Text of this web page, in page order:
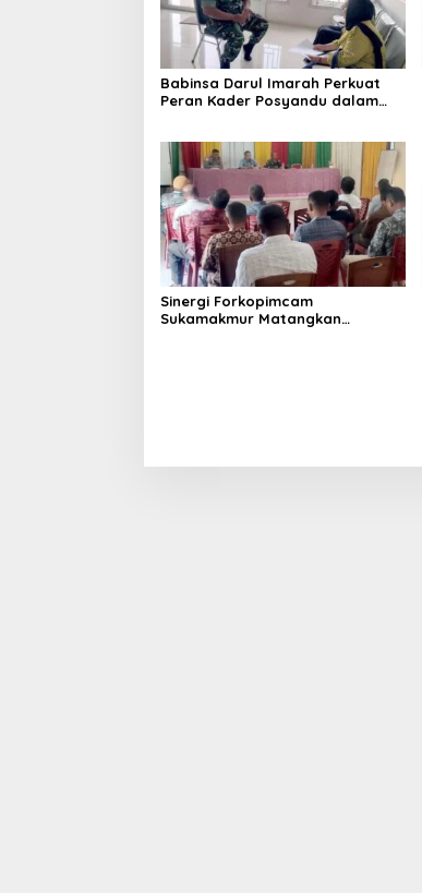
Babinsa Darul Imarah Perkuat
Peran Kader Posyandu dalam
Sinergi Forkopimcam
Sukamakmur Matangkan